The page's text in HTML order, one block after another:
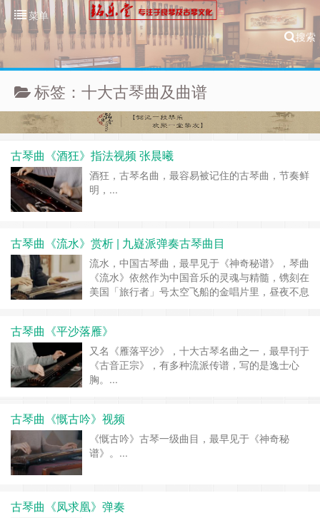
菜单
搜索
标签：十大古琴曲及曲谱
古琴曲《酒狂》指法视频 张晨曦
酒狂，古琴名曲，最容易被记住的古琴曲，节奏鲜
明，...
古琴曲《流水》赏析 | 九嶷派弹奏古琴曲目
流水，中国古琴曲，最早见于《神奇秘谱》，琴曲
《流水》依然作为中国音乐的灵魂与精髓，镌刻在
美国「旅行者」号太空飞船的金唱片里，昼夜不息
古琴曲《平沙落雁》
又名《雁落平沙》，十大古琴名曲之一，最早刊于
《古音正宗》，有多种流派传谱，写的是逸士心
胸。...
古琴曲《慨古吟》视频
《慨古吟》古琴一级曲目，最早见于《神奇秘
谱》。...
古琴曲《凤求凰》弹奏